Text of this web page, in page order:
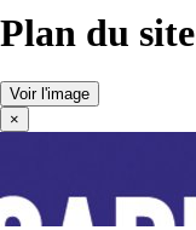
Plan du site
Voir l'image
×